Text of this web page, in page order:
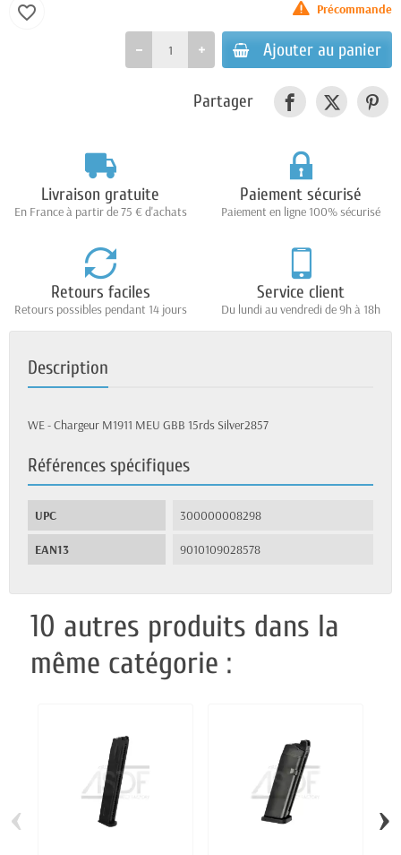
Précommande
Ajouter au panier
favorite_border
Partager
Livraison gratuite
En France à partir de 75 € d'achats
Paiement sécurisé
Paiement en ligne 100% sécurisé
Retours faciles
Retours possibles pendant 14 jours
Service client
Du lundi au vendredi de 9h à 18h
Description
WE - Chargeur M1911 MEU GBB 15rds Silver2857
Références spécifiques
UPC 300000008298
EAN13 9010109028578
10 autres produits dans la
même catégorie :
‹ ›